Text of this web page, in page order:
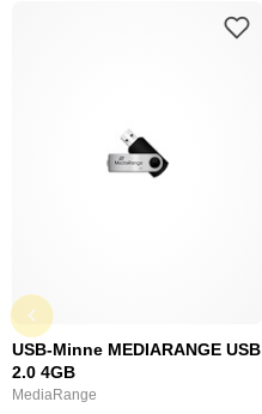
USB-Minne MEDIARANGE USB
2.0 4GB
MediaRange